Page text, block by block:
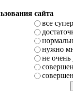
сайта
все супер
нужно
не очень